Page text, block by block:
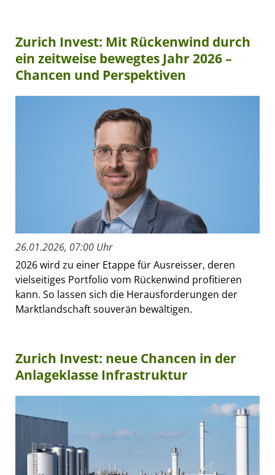
Zurich Invest: Mit Rückenwind durch
ein zeitweise bewegtes Jahr 2026 –
Chancen und Perspektiven
26.01.2026, 07:00 Uhr
2026 wird zu einer Etappe für Ausreisser, deren
vielseitiges Portfolio vom Rückenwind profitieren
kann. So lassen sich die Herausforderungen der
Marktlandschaft souverän bewältigen.
Zurich Invest: neue Chancen in der
Anlageklasse Infrastruktur